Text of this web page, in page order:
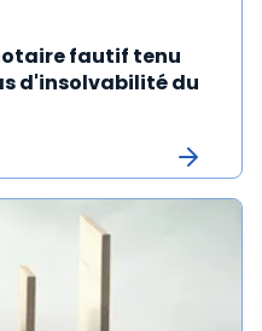
fautif tenu
d'insolvabilité du